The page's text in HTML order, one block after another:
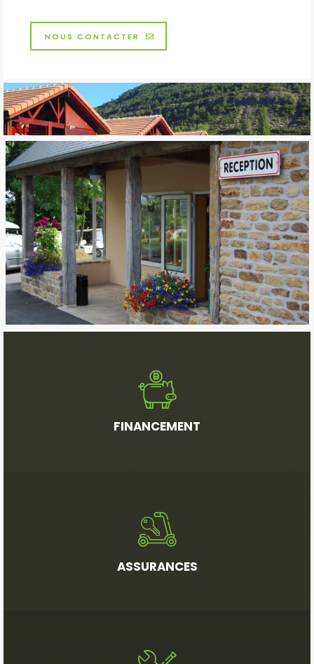
NOUS CONTACTER
FINANCEMENT
ASSURANCES